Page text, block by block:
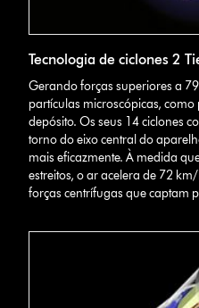
Tecnologia de ciclones 2
Gerando forças superiores a
partículas microscópicas,
depósito. Os seus 14 ciclones
torno do eixo central do
mais eficazmente. À medida
estreitos, o ar acelera de 72
forças centrífugas que captam